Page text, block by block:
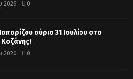
2026 0
αύριο 31 Ιουλίου στο
Κοζάνης!
2026 0